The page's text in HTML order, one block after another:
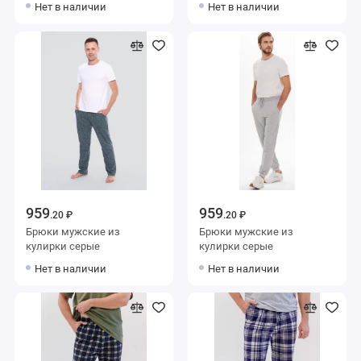
Нет в наличии
Нет в наличии
959.20 ₽
Брюки мужские из
кулирки серые
Нет в наличии
959.20 ₽
Брюки мужские из
кулирки серые
Нет в наличии